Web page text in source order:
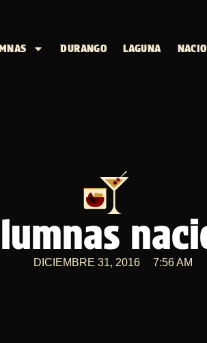
DURANGO LAGUNA
DICIEMBRE 31, 2016 7:56 AM